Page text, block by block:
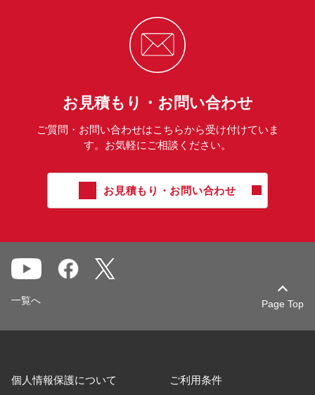
お見積もり・お問い合わせ
ご質問・お問い合わせはこちらから受け付けていま
す。お気軽にご相談ください。
お見積もり・お問い合わせ
Page Top
一覧へ
個人情報保護について ご利用条件